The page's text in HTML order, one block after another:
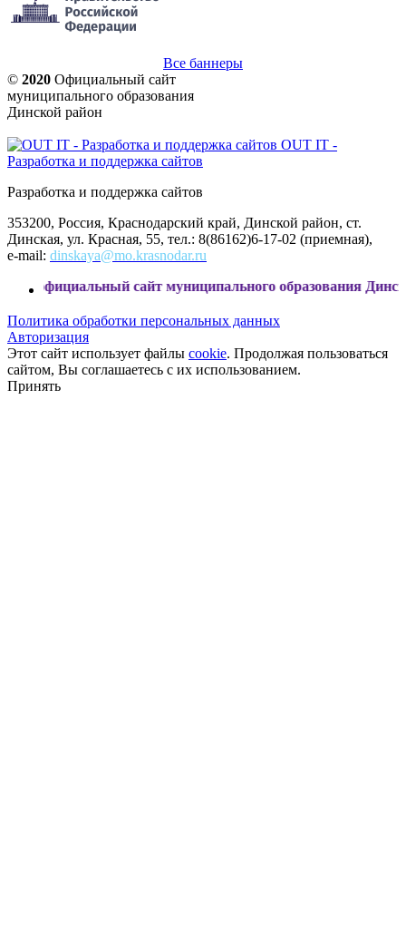
Все баннеры
© 2020 Официальный сайт
муниципального образования
Динской район
OUT IT -
Разработка и поддержка сайтов
Разработка и поддержка сайтов
353200, Россия, Краснодарский край, Динской район, ст.
Динская, ул. Красная, 55, тел.: 8(86162)6-17-02 (приемная),
e-mail: dinskaya@mo.krasnodar.ru
сайт муниципального образования Динской район
Политика обработки персональных данных
Авторизация
Этот сайт использует файлы cookie. Продолжая пользоваться
сайтом, Вы соглашаетесь с их использованием.
Принять